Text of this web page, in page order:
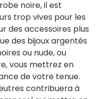
noire, il est
trop vives pour les
des accessoires plus
des bijoux argentés
ou nude, ou
vous mettrez en
de votre tenue.
contribuera à